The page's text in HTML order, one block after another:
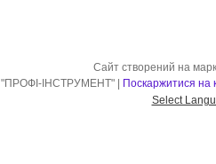
Сайт створений на
Поскаржитися на
Select